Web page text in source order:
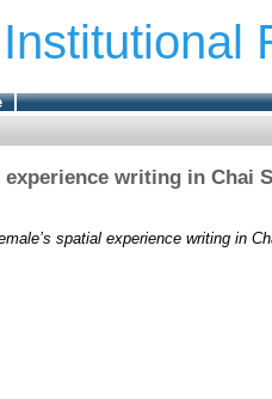
experience writing in Chai
spatial experience writing in